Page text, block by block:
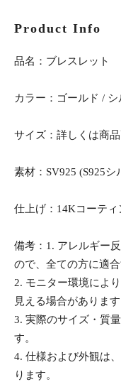
Product Info
品名：ブレスレット
カラー：ゴールド / シ
サイズ：詳しくは商
素材：SV925 (S925
仕上げ：14Kコーテ
備考：1. アレルギー
ので、全ての方に適
2. モニター環境によ
見える場合があります
3. 実際のサイズ・質
す。
4. 仕様および外観は
ります。